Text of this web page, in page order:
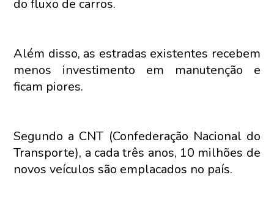
do fluxo de carros.
Além disso, as estradas existentes recebem
menos investimento em manutenção e
ficam piores.
Segundo a CNT (Confederação Nacional do
Transporte), a cada três anos, 10 milhões de
novos veículos são emplacados no país.